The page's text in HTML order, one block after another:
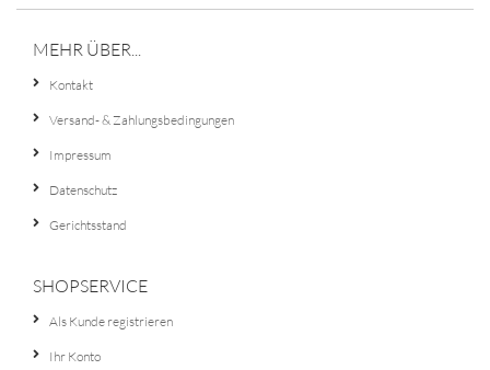
MEHR ÜBER...
Kontakt
Versand- & Zahlungsbedingungen
Impressum
Datenschutz
Gerichtsstand
SHOPSERVICE
Als Kunde registrieren
Ihr Konto